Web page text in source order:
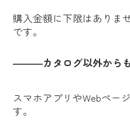
購入金額に下限はありま
です。
―――カタログ以外からも
スマホアプリやWebペー
す。